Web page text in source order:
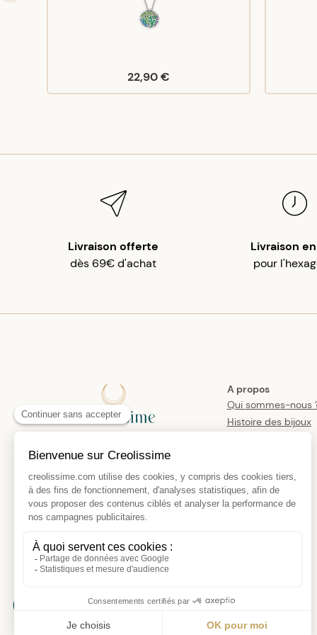
22,90 €
Livraison offerte
dès 69€ d'achat
Livraison
pour
A propos
Qui sommes-nous
Histoire des bijoux